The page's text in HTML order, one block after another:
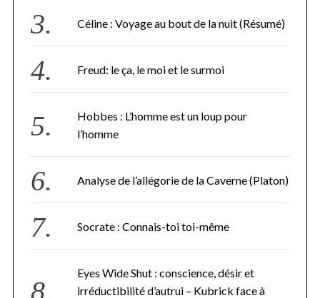
Céline : Voyage au bout de la nuit (Résumé)
Freud: le ça, le moi et le surmoi
Hobbes : L’homme est un loup pour
l’homme
Analyse de l’allégorie de la Caverne (Platon)
Socrate : Connais-toi toi-même
Eyes Wide Shut : conscience, désir et
irréductibilité d’autrui – Kubrick face à